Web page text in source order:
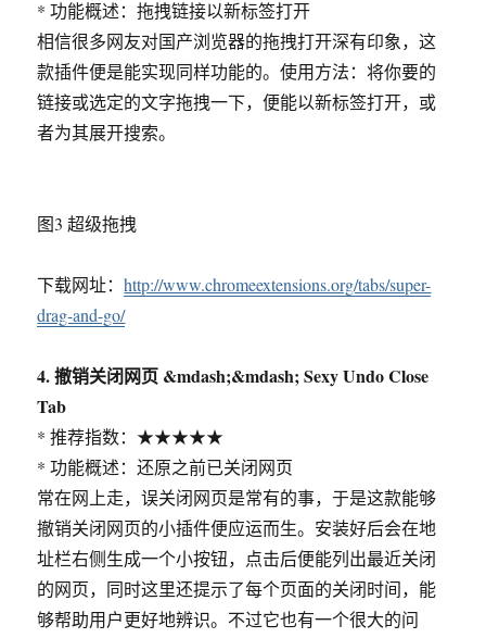
* 功能概述：拖拽链接以新标签打开
相信很多网友对国产浏览器的拖拽打开深有印象，这
款插件便是能实现同样功能的。使用方法：将你要的
链接或选定的文字拖拽一下，便能以新标签打开，或
者为其展开搜索。
图3 超级拖拽
下载网址：http://www.chromeextensions.org/tabs/super-
drag-and-go/
4. 撤销关闭网页 &mdash;&mdash; Sexy Undo Close
Tab
* 推荐指数：★★★★★
* 功能概述：还原之前已关闭网页
常在网上走，误关闭网页是常有的事，于是这款能够
撤销关闭网页的小插件便应运而生。安装好后会在地
址栏右侧生成一个小按钮，点击后便能列出最近关闭
的网页，同时这里还提示了每个页面的关闭时间，能
够帮助用户更好地辨识。不过它也有一个很大的问